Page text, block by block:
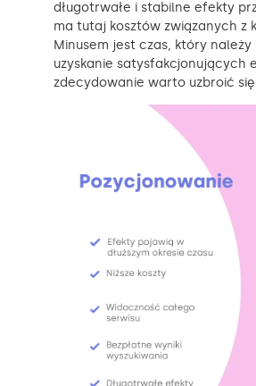
długotrwałe i stabilne efekty
ma tutaj kosztów związanych z
Minusem jest czas, który
uzyskanie satysfakcjonujących
zdecydowanie warto uzbroić